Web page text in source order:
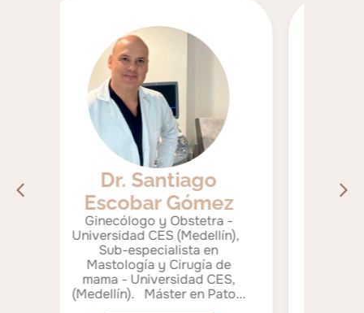
Dr. Luis Gallón
Villegas
Ginecólogo / Universidad
CES. Mastólogo /
Universidad de Chile /
Universidad de Barcelona /
Universidad CES. Salud
Publica / Universidad CES-
EAFIT.